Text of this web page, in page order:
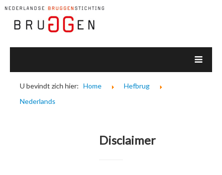
U bevindt zich hier: Home
Hefbrug
Nederlands
Disclaimer